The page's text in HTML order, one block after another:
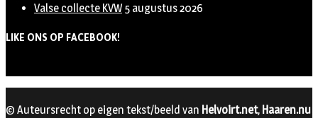
Valse collecte KVW 5 augustus 2026
LIKE ONS OP FACEBOOK!
© Auteursrecht op eigen tekst/beeld van Helvoirt.net, Haaren.nu